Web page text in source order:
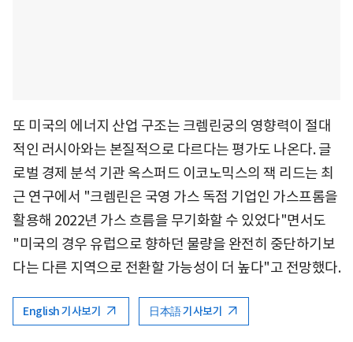
또 미국의 에너지 산업 구조는 크렘린궁의 영향력이 절대
적인 러시아와는 본질적으로 다르다는 평가도 나온다. 글
로벌 경제 분석 기관 옥스퍼드 이코노믹스의 잭 리드는 최
근 연구에서 "크렘린은 국영 가스 독점 기업인 가스프롬을
활용해 2022년 가스 흐름을 무기화할 수 있었다"면서도
"미국의 경우 유럽으로 향하던 물량을 완전히 중단하기보
다는 다른 지역으로 전환할 가능성이 더 높다"고 전망했다.
English 기사보기 日本語 기사보기